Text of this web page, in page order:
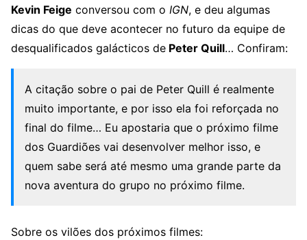
Kevin Feige conversou com o IGN, e deu algumas
dicas do que deve acontecer no futuro da equipe de
desqualificados galácticos de Peter Quill… Confiram:
A citação sobre o pai de Peter Quill é realmente
muito importante, e por isso ela foi reforçada no
final do filme… Eu apostaria que o próximo filme
dos Guardiões vai desenvolver melhor isso, e
quem sabe será até mesmo uma grande parte da
nova aventura do grupo no próximo filme.
Sobre os vilões dos próximos filmes: